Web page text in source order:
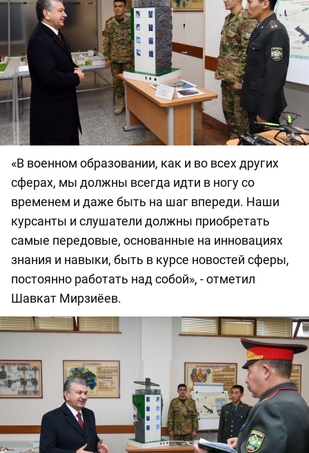
«В военном образовании, как и во всех других
сферах, мы должны всегда идти в ногу со
временем и даже быть на шаг впереди. Наши
курсанты и слушатели должны приобретать
самые передовые, основанные на инновациях
знания и навыки, быть в курсе новостей сферы,
постоянно работать над собой», - отметил
Шавкат Мирзиёев.